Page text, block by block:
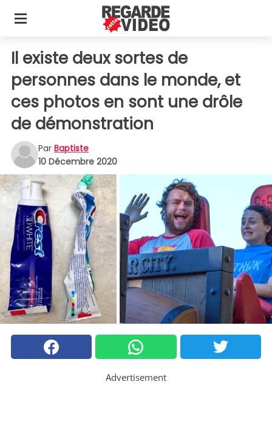
Il existe deux sortes de
personnes dans le monde, et
ces photos en sont une drôle
de démonstration
Par Baptiste
10 Décembre 2020
Advertisement